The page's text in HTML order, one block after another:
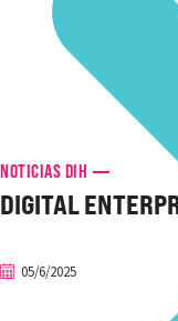
NOTICIAS DIH
DIGITAL
05/6/2025